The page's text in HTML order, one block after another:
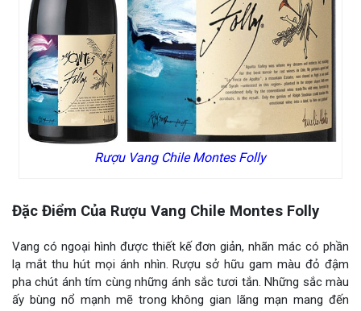
Rượu Vang Chile Montes Folly
Đặc Điểm Của Rượu Vang Chile Montes Folly
Vang có ngoại hình được thiết kế đơn giản, nhãn mác có phần
lạ mắt thu hút mọi ánh nhìn. Rượu sở hữu gam màu đỏ đậm
pha chút ánh tím cùng những ánh sắc tươi tắn. Những sắc màu
ấy bùng nổ mạnh mẽ trong không gian lãng mạn mang đến